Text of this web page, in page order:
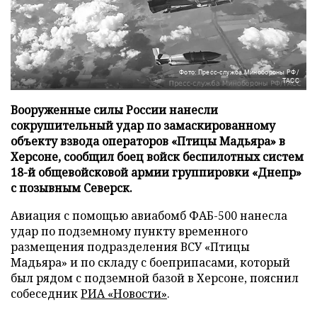
Фото: Пресс-служба Минобороны РФ/
ТАСС
Вооруженные силы России нанесли
сокрушительный удар по замаскированному
объекту взвода операторов «Птицы Мадьяра» в
Херсоне, сообщил боец войск беспилотных систем
18-й общевойсковой армии группировки «Днепр»
с позывным Северск.
Авиация с помощью авиабомб ФАБ-500 нанесла
удар по подземному пункту временного
размещения подразделения ВСУ «Птицы
Мадьяра» и по складу с боеприпасами, который
был рядом с подземной базой в Херсоне, пояснил
собеседникРИА «Новости».